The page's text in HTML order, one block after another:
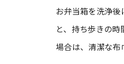
お弁当箱を洗浄
と、持ち歩きの
場合は、清潔な布